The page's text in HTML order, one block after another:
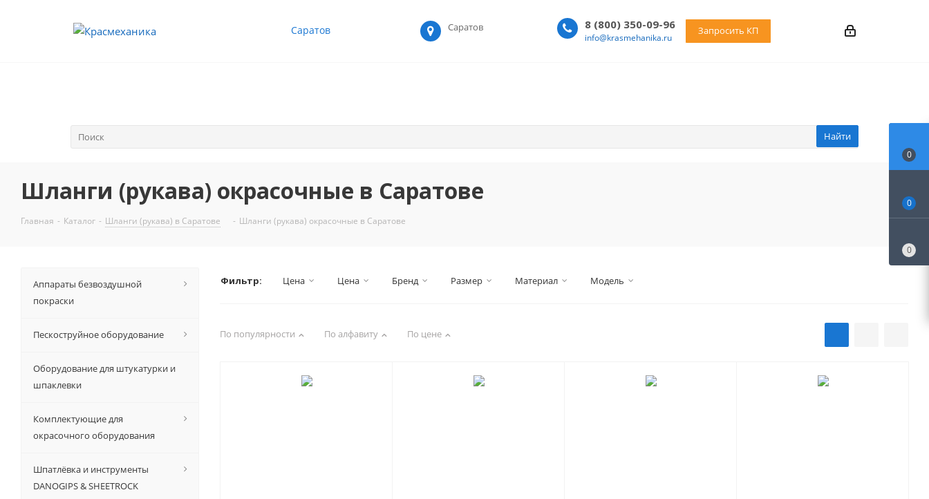
Саратов Саратов 8 (800) 350-09-96
info@krasmehanika.ru
Запросить КП
Найти
Шланги (рукава) окрасочные в Саратове
Главная - Каталог - Шланги (рукава) в Саратове - Шланги (рукава) окрасочные в Саратове
Фильтр: Цена Цена Бренд Размер Материал Модель
По популярности По алфавиту По цене
Аппараты безвоздушной
покраски
Пескоструйное оборудование
Оборудование для штукатурки и
шпаклевки
Комплектующие для
окрасочного оборудования
Шпатлёвка и инструменты
DANOGIPS & SHEETROCK
0
0
0